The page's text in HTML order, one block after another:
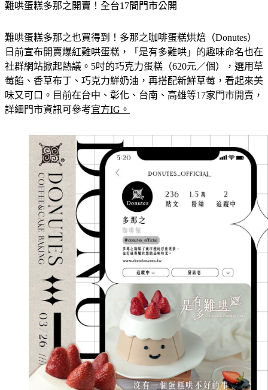
難哄蛋糕多那之開賣！全台17間門市公開
難哄蛋糕多那之也買得到！多那之咖啡蛋糕烘焙（Donutes）
日前宣布開賣爆紅難哄蛋糕，「是有多難哄」的趣味命名也在
社群網站掀起熱議。5吋的巧克力蛋糕（620元／個），選用草
莓餡、香草布丁、巧克力鮮奶油，再搭配新鮮草莓，看起來美
味又可口。目前在台中、彰化、台南、高雄等17家門市開賣，
詳細門市資訊可參考官方IG。